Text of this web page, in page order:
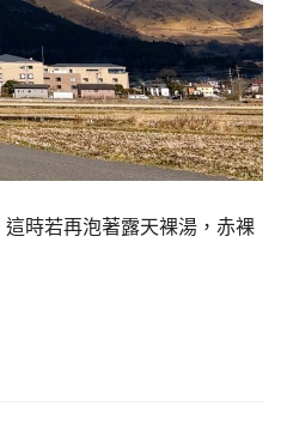
時若再泡著露天裸湯，赤裸